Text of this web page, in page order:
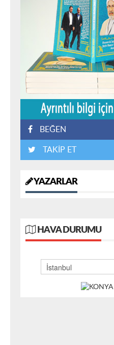
BEĞEN
TAKİP ET
YAZARLAR
HAVA DURUMU